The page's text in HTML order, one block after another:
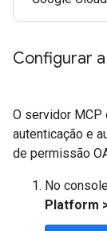
Configurar
O servidor MCP
autenticação e
de permissão
No
Platform